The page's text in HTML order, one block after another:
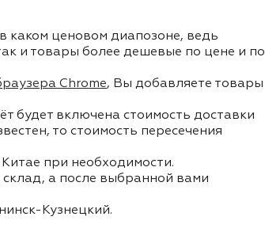
каком ценовом диапозоне, ведь
и товары более дешевые по цене и по
Chrome, Вы добавляете товары
будет включена стоимость доставки
то стоимость пересечения
при необходимости.
а после выбранной вами
Кузнецкий.